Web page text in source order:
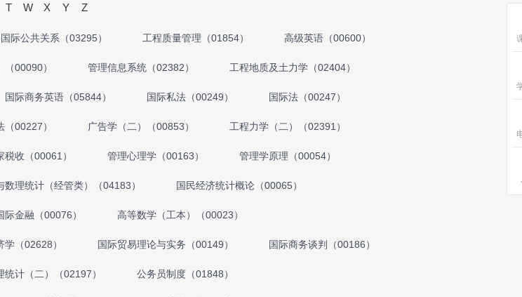
T W X Y Z
国际公共关系（03295） 工程质量管理（01854） 高级英语（00600）
00090） 管理信息系统（02382） 工程地质及土力学（02404）
国际商务英语（05844） 国际私法（00249） 国际法（00247）
（00227） 广告学（二）（00853） 工程力学（二）（02391）
税收（00061） 管理心理学（00163） 管理学原理（00054）
数理统计（经管类）（04183） 国民经济统计概论（00065）
际金融（00076） 高等数学（工本）（00023）
学（02628） 国际贸易理论与实务（00149） 国际商务谈判（00186）
统计（二）（02197） 公务员制度（01848）